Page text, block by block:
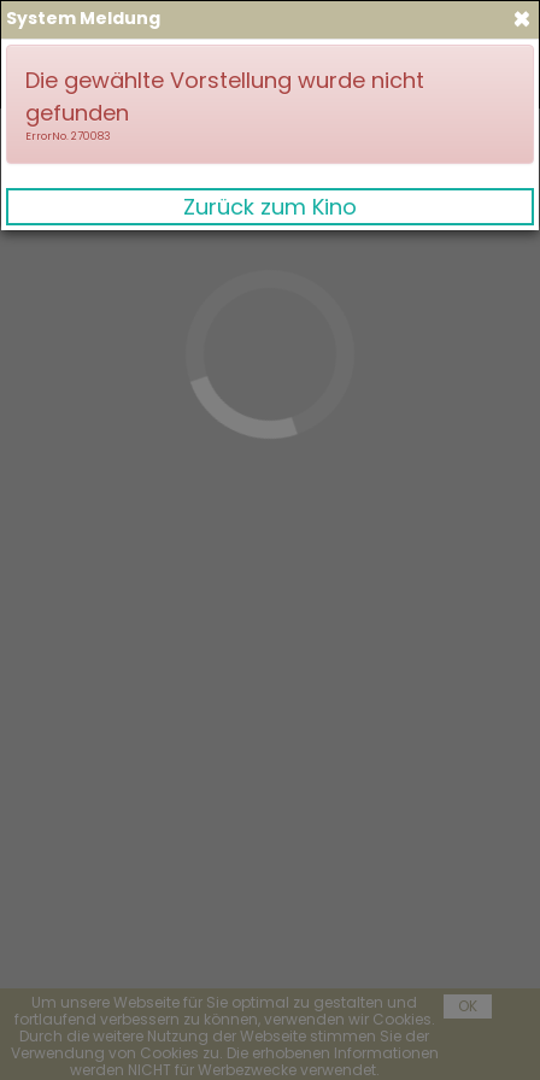
Um unsere Webseite für Sie optimal zu gestalten und
fortlaufend verbessern zu können, verwenden wir Cookies.
Durch die weitere Nutzung der Webseite stimmen Sie der
Verwendung von Cookies zu. Die erhobenen Informationen
werden NICHT für Werbezwecke verwendet.
OK
×
System Meldung
Die gewählte Vorstellung wurde nicht
gefunden
ErrorNo. 270083
Zurück zum Kino